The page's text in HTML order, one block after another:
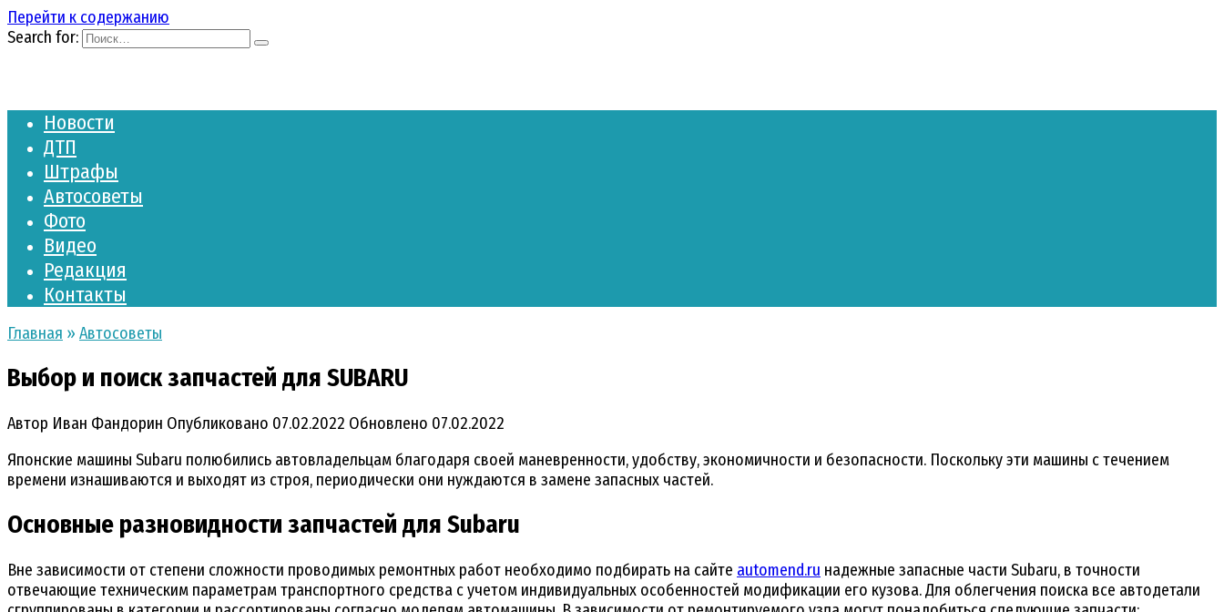
Перейти к содержанию
Search for:
Новости
ДТП
Штрафы
Автосоветы
Фото
Видео
Редакция
Контакты
Главная » Автосоветы
Выбор и поиск запчастей для SUBARU
Автор Иван Фандорин Опубликовано 07.02.2022 Обновлено 07.02.2022
Японские машины Subaru полюбились автовладельцам благодаря своей маневренности, удобству, экономичности и безопасности. Поскольку эти машины с течением
времени изнашиваются и выходят из строя, периодически они нуждаются в замене запасных частей.
Основные разновидности запчастей для Subaru
Вне зависимости от степени сложности проводимых ремонтных работ необходимо подбирать на сайте automend.ru надежные запасные части Subaru, в точности
отвечающие техническим параметрам транспортного средства с учетом индивидуальных особенностей модификации его кузова. Для облегчения поиска все автодетали